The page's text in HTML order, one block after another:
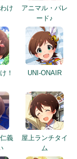
け
アニマル・パレ
ード♪
！ UNI-ONAIR
義
屋上ランチタイ
ム